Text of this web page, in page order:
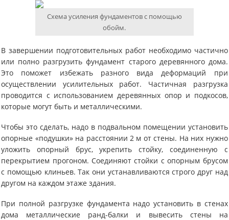
Схема усиления фундаментов с помощью
обойм.
В завершении подготовительных работ необходимо частично
или полно разгрузить фундамент старого деревянного дома.
Это поможет избежать разного вида деформаций при
осуществлении усилительных работ. Частичная разгрузка
проводится с использованием деревянных опор и подкосов,
которые могут быть и металлическими.
Чтобы это сделать, надо в подвальном помещении установить
опорные «подушки» на расстоянии 2 м от стены. На них нужно
уложить опорный брус, укрепить стойку, соединенную с
перекрытием прогоном. Соединяют стойки с опорным брусом
с помощью клиньев. Так они устанавливаются строго друг над
другом на каждом этаже здания.
При полной разгрузке фундамента надо установить в стенах
дома металлические ранд-балки и вывесить стены на